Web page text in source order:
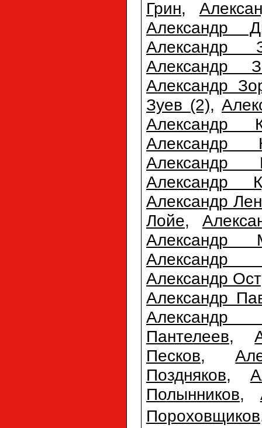
Грин,
Александр
Александр
Александр
Александр
Зуев (2),
Александр
Александр
Александр
Александр
Александр
Лойе,
Александр
Александр
Александр
Александр
Александр
Пантелеев,
Песков,
Поздняков,
Полынников,
Пороховщиков